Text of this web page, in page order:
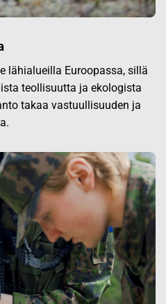
lähialueilla Euroopassa, sillä
teollisuutta ja ekologista
takaa vastuullisuuden ja